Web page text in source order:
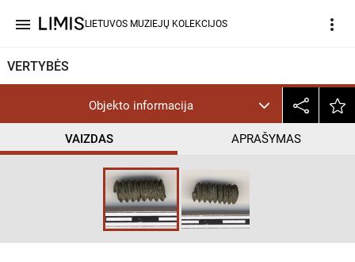
menu LIETUVOS MUZIEJŲ KOLEKCIJOS more_vert
VERTYBĖS
Objekto informacija
VAIZDAS APRAŠYMAS